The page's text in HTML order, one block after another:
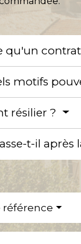
qu'un
motifs
résilier ?
t-il après
référence